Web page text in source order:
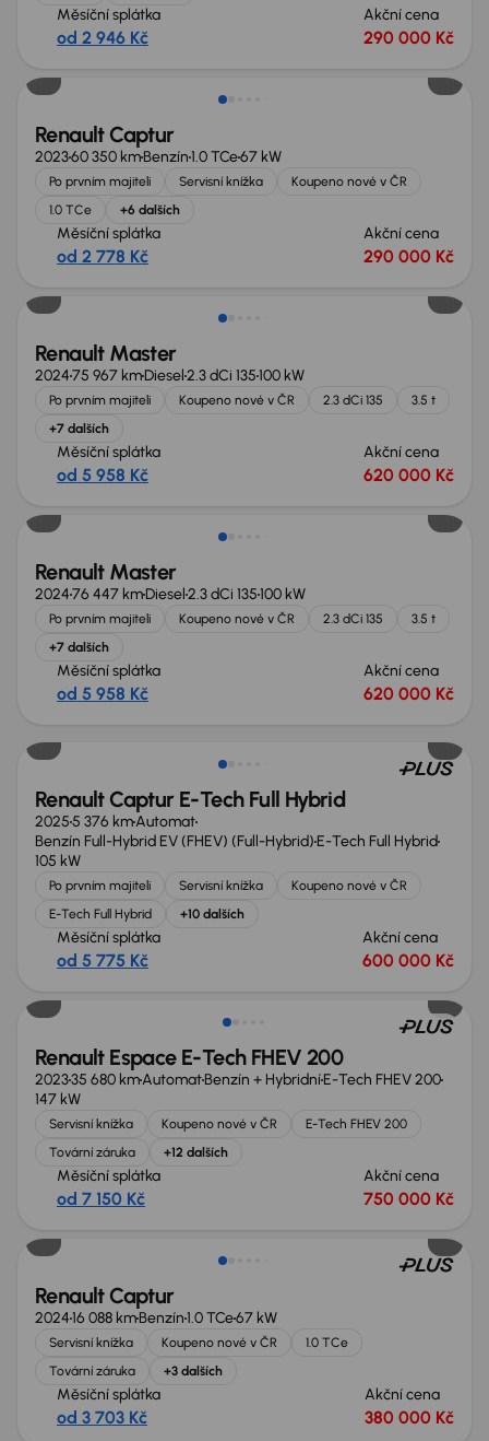
Měsíční splátka
od 2 946 Kč
Akční cena
290 000 Kč
Nově v nabídce
Renault Captur
202360 350 kmBenzín1.0 TCe67 kW
Po prvním majiteli Servisní knížka
Koupeno nové v ČR
1.0 TCe
+6 dalších
Měsíční splátka
od 2 778 Kč
Akční cena
290 000 Kč
Nově v nabídce
Renault Master
202475 967 kmDiesel2.3 dCi 135100 kW
Po prvním majiteli Koupeno nové v ČR 2.3 dCi 135
3.5 t
+7 dalších
Měsíční splátka
od 5 958 Kč
Akční cena
620 000 Kč
Nově v nabídce
Renault Master
202476 447 kmDiesel2.3 dCi 135100 kW
Po prvním majiteli Koupeno nové v ČR 2.3 dCi 135
3.5 t
+7 dalších
Měsíční splátka
od 5 958 Kč
Akční cena
620 000 Kč
Renault Captur E-Tech Full Hybrid
20255 376 kmAutomat
Benzín Full-Hybrid EV (FHEV) (Full-Hybrid) E-Tech Full Hybrid
105 kW
Po prvním majiteli Servisní knížka
Koupeno nové v ČR
E-Tech Full Hybrid
+10 dalších
Měsíční splátka
od 5 775 Kč
Akční cena
600 000 Kč
Nově v nabídce
Renault Espace E-Tech FHEV 200
202335 680 kmAutomatBenzín + HybridníE-Tech FHEV 200
147 kW
Servisní knížka Koupeno nové v ČR
E-Tech FHEV 200
Tovární záruka
+12 dalších
Měsíční splátka
od 7 150 Kč
Akční cena
750 000 Kč
Nově v nabídce
Renault Captur
202416 088 kmBenzín1.0 TCe67 kW
Servisní knížka Koupeno nové v ČR
1.0 TCe
Tovární záruka
+3 dalších
Měsíční splátka
od 3 703 Kč
Akční cena
380 000 Kč
Nově v nabídce